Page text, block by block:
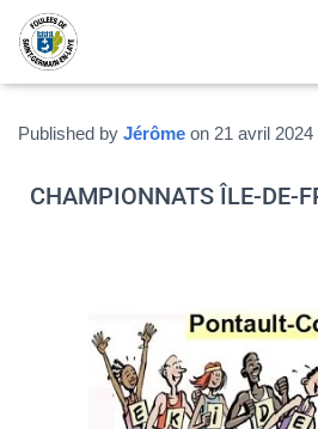
Published by Jérôme on 21 avril 2024
CHAMPIONNATS ÎLE-DE-